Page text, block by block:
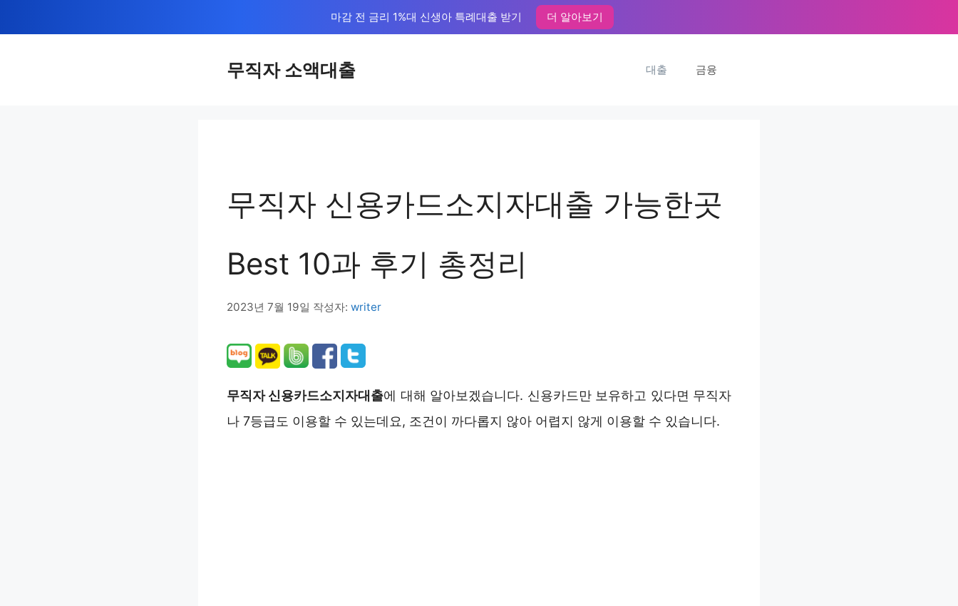
텐
마감 전 금리 1%대 신생아 특례대출 받기 더 알아보기
무직자 소액대출 대출 금융
무직자 신용카드소지자대출 가능한곳
Best 10과 후기 총정리
2023년 7월 19일 작성자: writer
무직자 신용카드소지자대출에 대해 알아보겠습니다. 신용카드만 보유하고 있다면 무직자
나 7등급도 이용할 수 있는데요, 조건이 까다롭지 않아 어렵지 않게 이용할 수 있습니다.